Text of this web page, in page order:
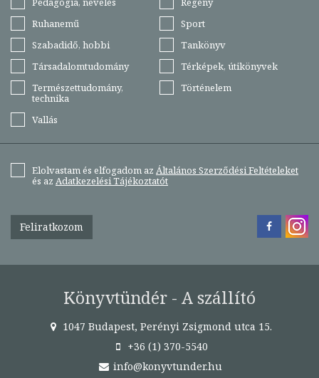
Ruhanemű
Sport
Szabadidő, hobbi
Tankönyv
Társadalomtudomány
Térképek, útikönyvek
Természettudomány,
technika
Történelem
Vallás
Elolvastam és elfogadom az Általános Szerződési Feltételeket
és az Adatkezelési Tájékoztatót
Feliratkozom
Könyvtündér - A szállító
1047 Budapest, Perényi Zsigmond utca 15.
+36 (1) 370-5540
info@konyvtunder.hu